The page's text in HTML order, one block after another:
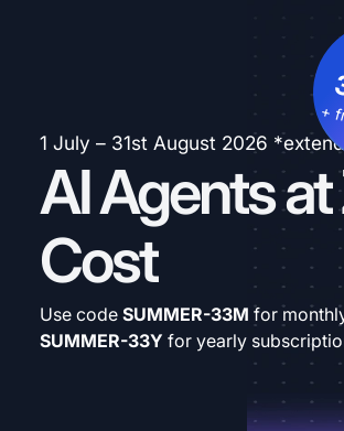
1 July – 31st August 2026
AI Agents
Cost
+
Use code SUMMER-33M for
SUMMER-33Y for yearly